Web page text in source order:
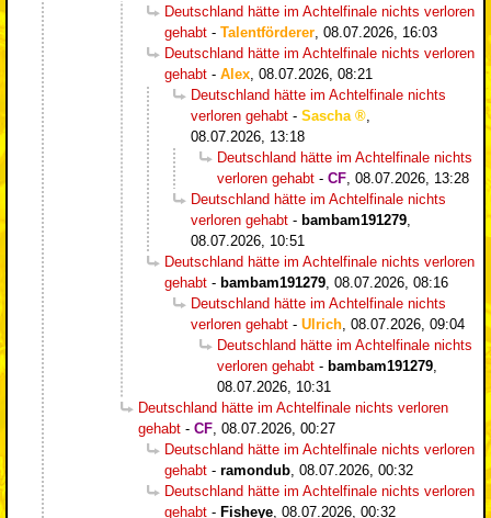
Deutschland hätte im Achtelfinale nichts verloren
gehabt - Talentförderer 08.07.2026, 16:03
Deutschland hätte im Achtelfinale nichts verloren
gehabt - Alex 08.07.2026, 08:21
Deutschland hätte im Achtelfinale nichts
verloren gehabt - Sascha
08.07.2026, 13:18
Deutschland hätte im Achtelfinale nichts
verloren gehabt - CF 08.07.2026, 13:28
Deutschland hätte im Achtelfinale nichts
verloren gehabt - bambam191279
08.07.2026, 10:51
Deutschland hätte im Achtelfinale nichts verloren
gehabt - bambam191279 08.07.2026, 08:16
Deutschland hätte im Achtelfinale nichts
verloren gehabt - Ulrich 08.07.2026, 09:04
Deutschland hätte im Achtelfinale nichts
verloren gehabt - bambam191279
08.07.2026, 10:31
Deutschland hätte im Achtelfinale nichts verloren
gehabt - CF 08.07.2026, 00:27
Deutschland hätte im Achtelfinale nichts verloren
gehabt - ramondub 08.07.2026, 00:32
Deutschland hätte im Achtelfinale nichts verloren
gehabt - Fisheye 08.07.2026, 00:32